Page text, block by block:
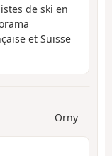
de ski en
et Suisse
Orny